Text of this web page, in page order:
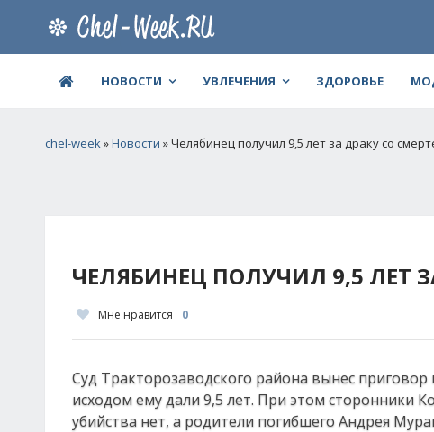
НОВОСТИ УВЛЕЧЕНИЯ ЗДОРОВЬЕ
chel-week»Новости » Челябинец получил 9,5 лет за драку со
ЧЕЛЯБИНЕЦ ПОЛУЧИЛ 9,5 ЛЕТ
Мне нравится 0
Суд Тракторозаводского района вынес
исходом ему дали 9,5 лет. При этом сторонники
убийства нет, а родители погибшего Андрея